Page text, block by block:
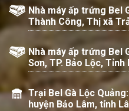
Nhà máy ấp trứng Bel
Thành Công, Thị xã
Nhà máy ấp trứng Bel
Sơn, TP. Bảo Lộc,
Trại Bel Gà Lộc
huyện Bảo Lâm, tỉnh